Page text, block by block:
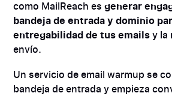
como MailReach esgenerar
bandeja de entrada y dominio
entregabilidad de tus emailsy la
envío.
Un servicio de email warmup se
bandeja de entrada y empieza